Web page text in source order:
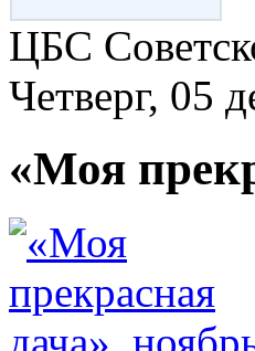
ЦБС
Четверг, 05
«Моя